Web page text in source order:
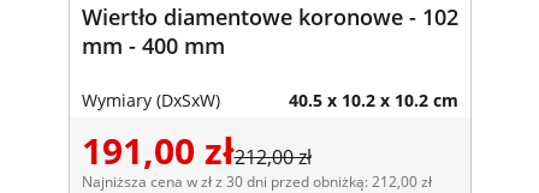
Wiertło diamentowe koronowe - 102
mm - 400 mm
Wymiary (DxSxW) 40.5 x 10.2 x 10.2 cm
191,00 zł212,00 zł
Najniższa cena w zł z 30 dni przed obniżką: 212,00 zł